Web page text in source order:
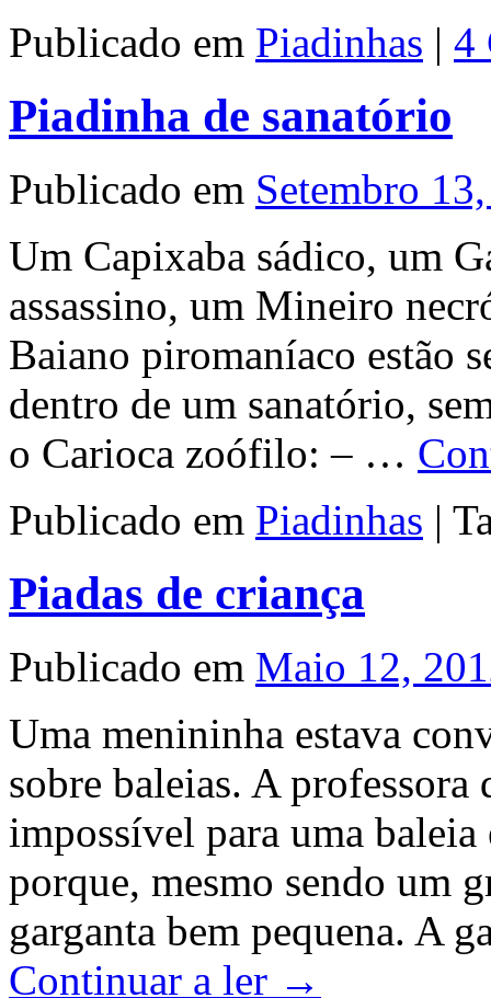
Publicado em Piadinhas | 4
Piadinha de sanatório
Publicado em Setembro
Um Capixaba sádico, um
assassino, um Mineiro
Baiano piromaníaco estão
dentro de um sanatório,
o Carioca zoófilo: – …
Publicado em Piadinhas |
Piadas de criança
Publicado em Maio 12,
Uma menininha estava
sobre baleias. A professora
impossível para uma
porque, mesmo sendo um
garganta bem pequena. A
Continuar a ler →